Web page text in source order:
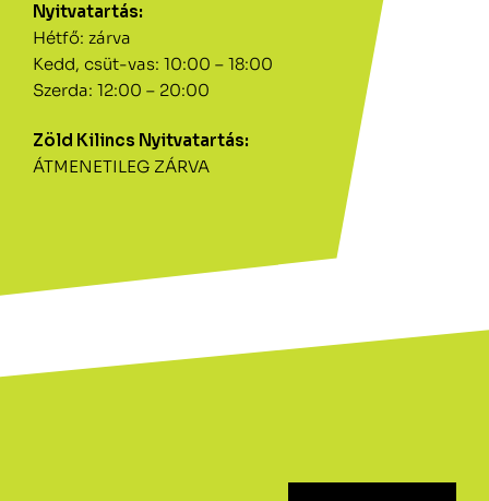
Nyitvatartás:
Hétfő: zárva
Kedd, csüt-vas: 10:00 – 18:00
Szerda: 12:00 – 20:00
Zöld Kilincs Nyitvatartás:
ÁTMENETILEG ZÁRVA